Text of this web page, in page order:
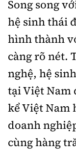
Song song
hệ sinh thái
hình thành
càng rõ nét.
nghệ, hệ
tại Việt Nam
kể Việt Nam
doanh
cùng hàng